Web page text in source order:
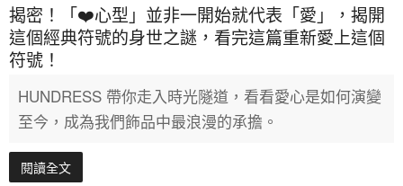
揭密！「❤️心型」並非一開始就代表「愛」，揭開
這個經典符號的身世之謎，看完這篇重新愛上這個
符號！
HUNDRESS 帶你走入時光隧道，看看愛心是如何演變
至今，成為我們飾品中最浪漫的承擔。
閱讀全文